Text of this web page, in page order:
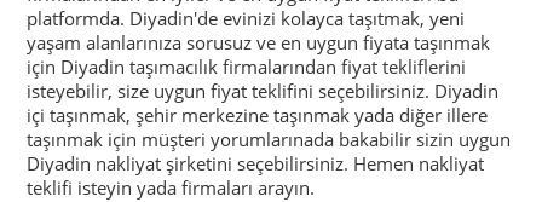
platformda. Diyadin'de evinizi kolayca taşıtmak, yeni
yaşam alanlarınıza sorusuz ve en uygun fiyata taşınmak
için Diyadin taşımacılık firmalarından fiyat tekliflerini
isteyebilir, size uygun fiyat teklifini seçebilirsiniz. Diyadin
içi taşınmak, şehir merkezine taşınmak yada diğer illere
taşınmak için müşteri yorumlarınada bakabilir sizin uygun
Diyadin nakliyat şirketini seçebilirsiniz. Hemen nakliyat
teklifi isteyin yada firmaları arayın.